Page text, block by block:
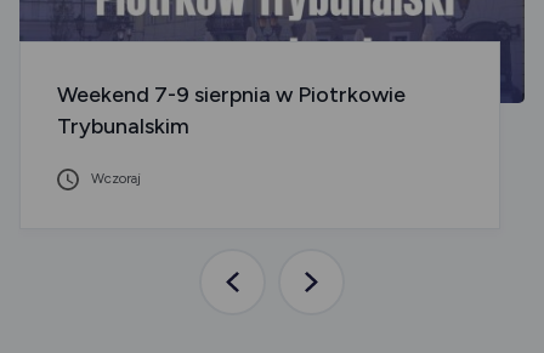
Weekend 7-9 sierpnia w Piotrkowie
Trybunalskim
Wczoraj
PoprzedniaNastępna